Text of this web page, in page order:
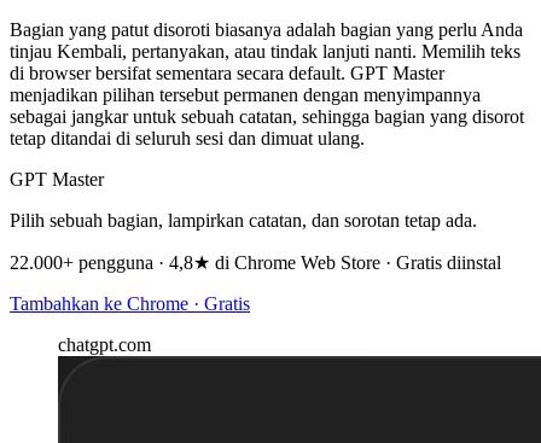
Bagian yang patut disoroti biasanya adalah bagian yang perlu Anda
tinjau Kembali, pertanyakan, atau tindak lanjuti nanti. Memilih teks
di browser bersifat sementara secara default. GPT Master
menjadikan pilihan tersebut permanen dengan menyimpannya
sebagai jangkar untuk sebuah catatan, sehingga bagian yang disorot
tetap ditandai di seluruh sesi dan dimuat ulang.
GPT Master
Pilih sebuah bagian, lampirkan catatan, dan sorotan tetap ada.
22.000+ pengguna · 4,8★ di Chrome Web Store · Gratis diinstal
Tambahkan ke Chrome · Gratis
chatgpt.com